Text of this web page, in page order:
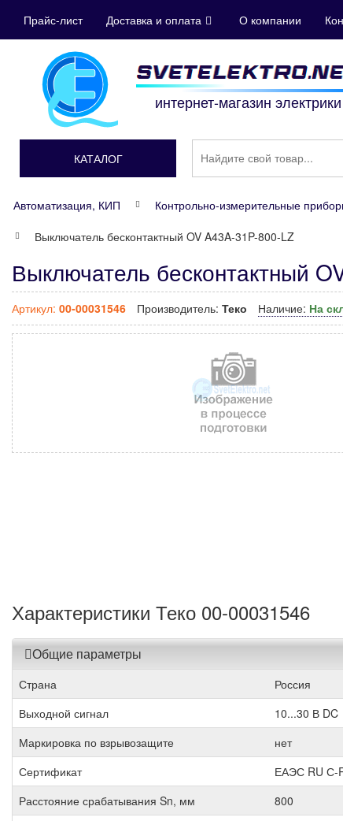
Прайс-лист Доставка и оплата О компании
интернет-магазин электрики
КАТАЛОГ
Автоматизация, КИП Контрольно-измерительные
Выключатель бесконтактный OV A43A-31P-800-LZ
Выключатель бесконтактный
Артикул: 00-00031546 Производитель: Теко Наличие: На
Характеристики Теко 00-00031546
Общие параметры
Страна
Россия
Выходной сигнал
10...30 В DC
Маркировка по взрывозащите
нет
Сертификат
ЕАЭС RU С-
Расстояние срабатывания Sn, мм
800